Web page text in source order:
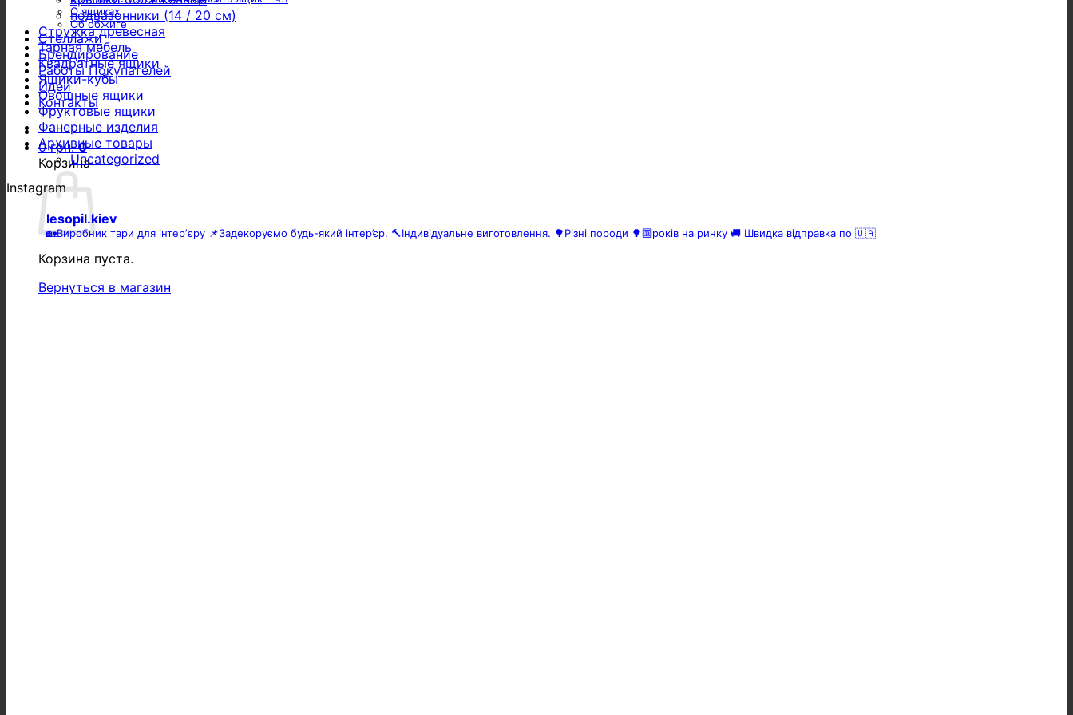
О ящиках
Об обжиге
Стеллажи
Брендирование
Работы Покупателей
Идеи
Контакты
0грн. 0
Корзина
Корзина пуста.
Вернуться в магазин
подвазонники (14 / 20 см)
Стружка древесная
Тарная мебель
Квадратные ящики
Ящики-кубы
Овощные ящики
Фруктовые ящики
Фанерные изделия
Архивные товары
Uncategorized
Instagram
lesopil.kiev
🏡Виробник тари для інтерʼєру 📌Задекоруємо будь-який інтер’єр. 🔨Індивідуальне виготовлення. 🌳Різні породи 🌳🔟років на ринку 🚚 Швидка відправка по 🇺🇦